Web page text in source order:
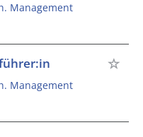
Management
Management